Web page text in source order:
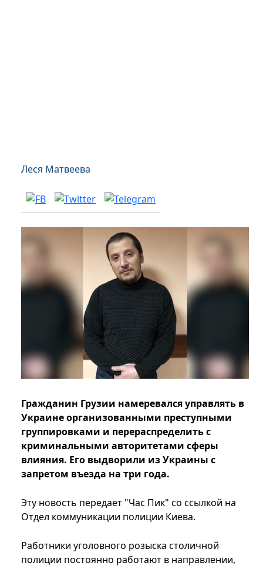
Леся Матвеева
Гражданин Грузии намеревался управлять в
Украине организованными преступными
группировками и перераспределить с
криминальными авторитетами сферы
влияния. Его выдворили из Украины с
запретом въезда на три года.
Эту новость передает "Час Пик" со ссылкой на
Отдел коммуникации полиции Киева.
Работники уголовного розыска столичной
полиции постоянно работают в направлении,